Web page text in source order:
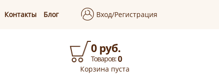
Контакты Блог Вход/Регистрация
0 руб.
Товаров:0
Корзина пуста